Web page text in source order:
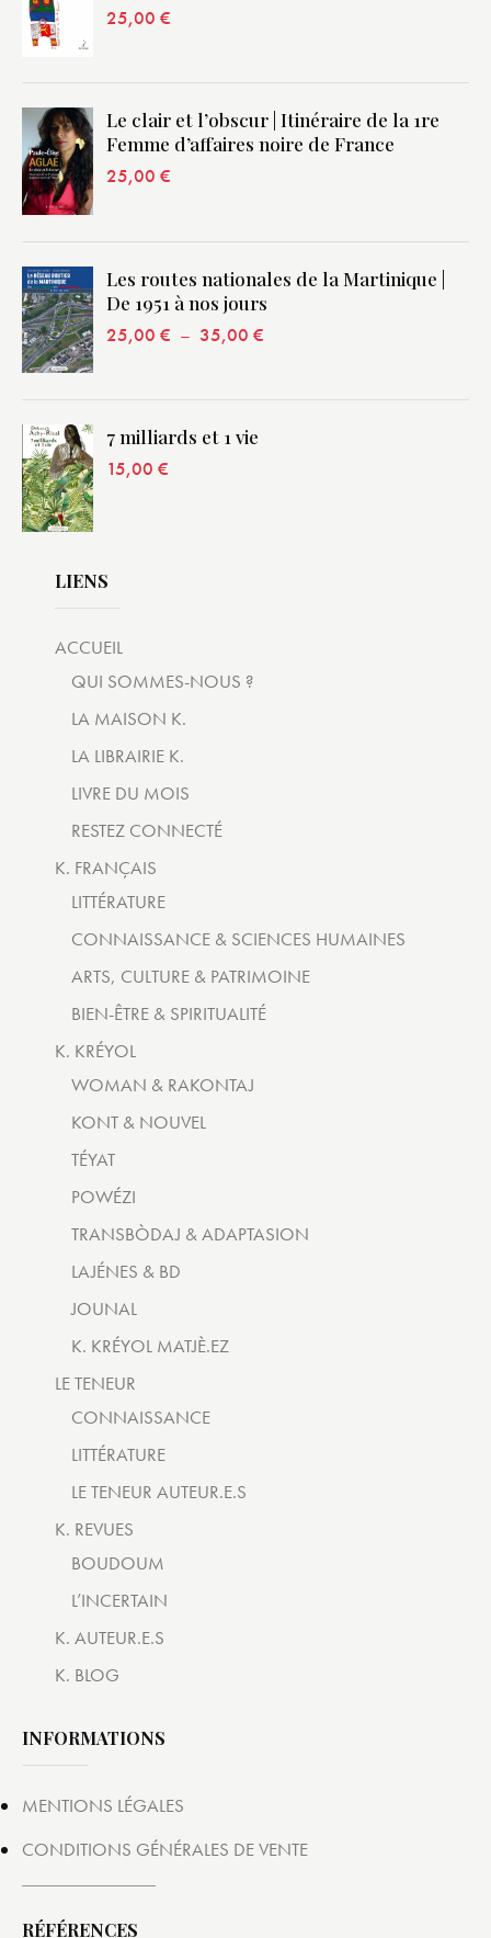
25,00 €
Le clair et l’obscur | Itinéraire de la 1re
Femme d’affaires noire de France
25,00 €
Les routes nationales de la Martinique |
De 1951 à nos jours
25,00 € – 35,00 €
7 milliards et 1 vie
15,00 €
LIENS
ACCUEIL
QUI SOMMES-NOUS ?
LA MAISON K.
LA LIBRAIRIE K.
LIVRE DU MOIS
RESTEZ CONNECTÉ
K. FRANÇAIS
LITTÉRATURE
CONNAISSANCE & SCIENCES HUMAINES
ARTS, CULTURE & PATRIMOINE
BIEN-ÊTRE & SPIRITUALITÉ
K. KRÉYOL
WOMAN & RAKONTAJ
KONT & NOUVEL
TÉYAT
POWÉZI
TRANSBÒDAJ & ADAPTASION
LAJÉNES & BD
JOUNAL
K. KRÉYOL MATJÈ.EZ
LE TENEUR
CONNAISSANCE
LITTÉRATURE
LE TENEUR AUTEUR.E.S
K. REVUES
BOUDOUM
L’INCERTAIN
K. AUTEUR.E.S
K. BLOG
INFORMATIONS
MENTIONS LÉGALES
CONDITIONS GÉNÉRALES DE VENTE
RÉFÉRENCES